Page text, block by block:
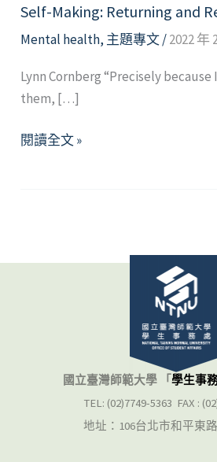
Self-Making: Returning and
Mental health, 主題專文/2022 年
Lynn Cornberg “Precisely
them, […]
Self-
閱讀全文 »
國立臺灣師範大學 「 學生事
TEL: (02)7749-5363 FAX :
地址：106台北市和平東